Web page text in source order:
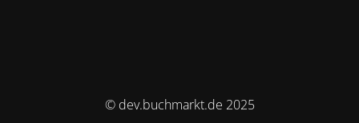
© dev.buchmarkt.de 2025